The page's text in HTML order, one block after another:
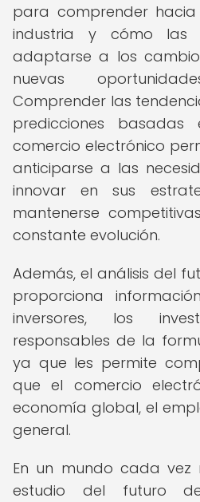
para comprender
industria y cómo las
adaptarse a los
nuevas
Comprender las
predicciones
comercio electrónico
anticiparse a las
innovar en sus
mantenerse
constante evolución.
Además, el análisis del
proporciona
inversores, los
responsables de la
ya que les permite
que el comercio
economía global, el
general.
En un mundo cada vez
estudio del futuro